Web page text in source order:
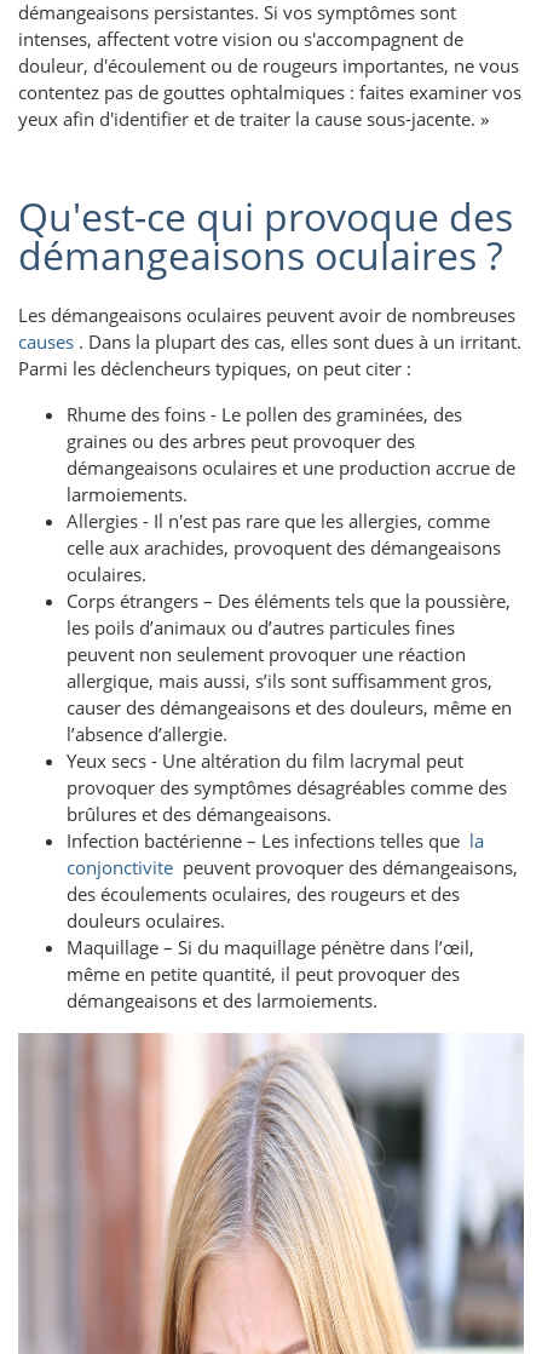
démangeaisons persistantes. Si vos symptômes sont
intenses, affectent votre vision ou s'accompagnent de
douleur, d'écoulement ou de rougeurs importantes, ne vous
contentez pas de gouttes ophtalmiques : faites examiner vos
yeux afin d'identifier et de traiter la cause sous-jacente. »
Qu'est-ce qui provoque des
démangeaisons oculaires ?
Les démangeaisons oculaires peuvent avoir de nombreuses
causes . Dans la plupart des cas, elles sont dues à un irritant.
Parmi les déclencheurs typiques, on peut citer :
Rhume des foins - Le pollen des graminées, des
graines ou des arbres peut provoquer des
démangeaisons oculaires et une production accrue de
larmoiements.
Allergies - Il n'est pas rare que les allergies, comme
celle aux arachides, provoquent des démangeaisons
oculaires.
Corps étrangers – Des éléments tels que la poussière,
les poils d’animaux ou d’autres particules fines
peuvent non seulement provoquer une réaction
allergique, mais aussi, s’ils sont suffisamment gros,
causer des démangeaisons et des douleurs, même en
l’absence d’allergie.
Yeux secs - Une altération du film lacrymal peut
provoquer des symptômes désagréables comme des
brûlures et des démangeaisons.
Infection bactérienne – Les infections telles que la
conjonctivite peuvent provoquer des démangeaisons,
des écoulements oculaires, des rougeurs et des
douleurs oculaires.
Maquillage – Si du maquillage pénètre dans l’œil,
même en petite quantité, il peut provoquer des
démangeaisons et des larmoiements.